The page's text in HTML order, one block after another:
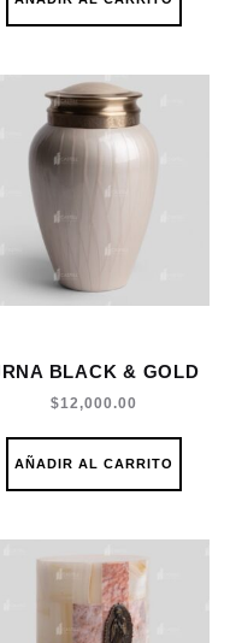
BLACK & GOLD
$12,000.00
AÑADIR AL CARRITO